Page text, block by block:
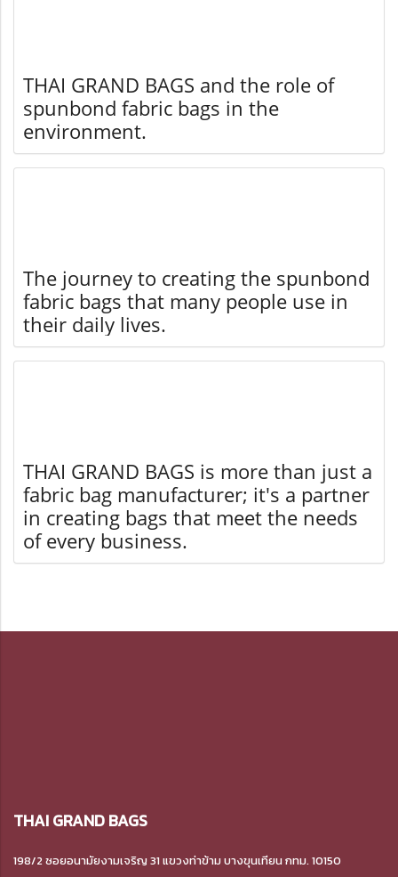
THAI GRAND BAGS and the role of
spunbond fabric bags in the
environment.
The journey to creating the spunbond
fabric bags that many people use in
their daily lives.
THAI GRAND BAGS is more than just a
fabric bag manufacturer; it's a partner
in creating bags that meet the needs
of every business.
THAI GRAND BAGS
198/2 ซอยอนามัยงามเจริญ 31 แขวงท่าข้าม บางขุนเทียน กทม. 10150